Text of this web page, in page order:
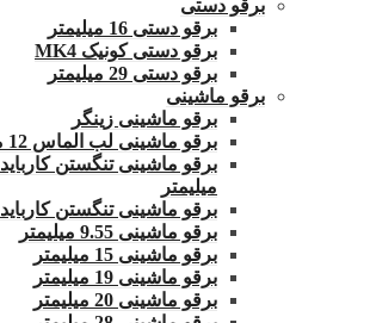
برقو دستی
برقو دستی 16 میلیمتر
برقو دستی کونیک MK4
برقو دستی 29 میلیمتر
برقو ماشینی
برقو ماشینی زینگر
برقو ماشینی لب الماس 12 میلیمتر
میلیمتر
برقو ماشینی تنگستن کارباید 16 میلیمتر
برقو ماشینی 9.55 میلیمتر
برقو ماشینی 15 میلیمتر
برقو ماشینی 19 میلیمتر
برقو ماشینی 20 میلیمتر